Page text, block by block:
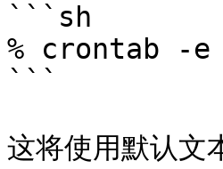
```sh
% crontab -e
```
这将使用默认